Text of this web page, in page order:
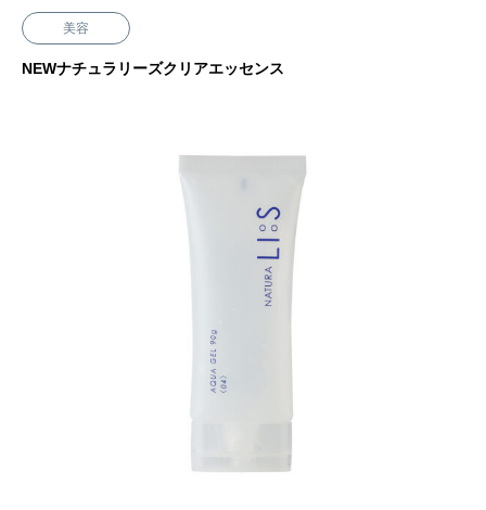
美容
NEWナチュラリーズクリアエッセンス